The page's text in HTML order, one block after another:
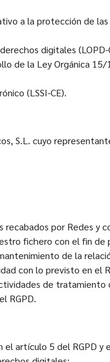
a la protección de
digitales (LOPD-
de la Ley Orgánica
(LSSI-CE).
S.L. cuyo
recabados por Redes y
fichero con el fin de
de la
con lo previsto en el
de tratamiento
RGPD.
artículo 5 del RGPD y